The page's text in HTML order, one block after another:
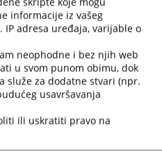
165 edukativnih aktivnosti
početne, kontinuirane i
da Program početne
i tužilaca za 2020. godinu
portala pravosudje.ba
Centru za edukaciju
putem e-mail adrese:
+387 33 562 550.
informacije iz vašeg
adresa uređaja, varijable o
neophodne i bez njih web
u svom punom obimu, dok
služe za dodatne stvari (npr.
usavršavanja
ili uskratiti pravo na